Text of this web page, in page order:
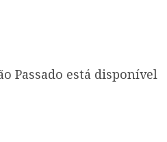
Passado está disponível